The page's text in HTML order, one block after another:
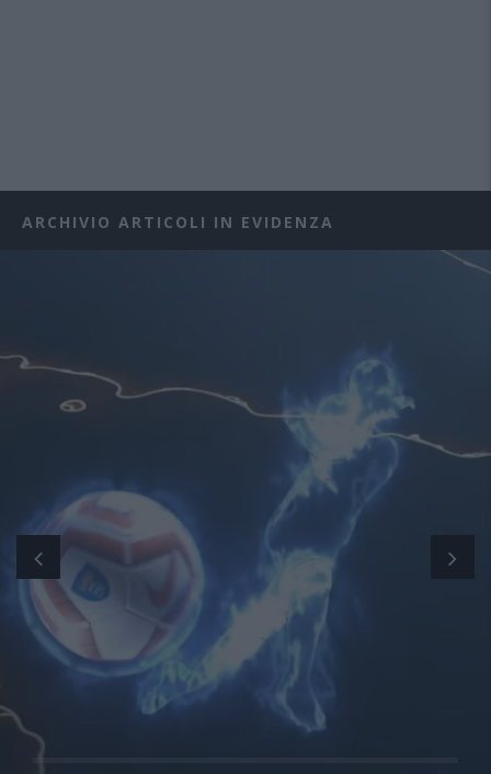
ARCHIVIO ARTICOLI IN EVIDENZA